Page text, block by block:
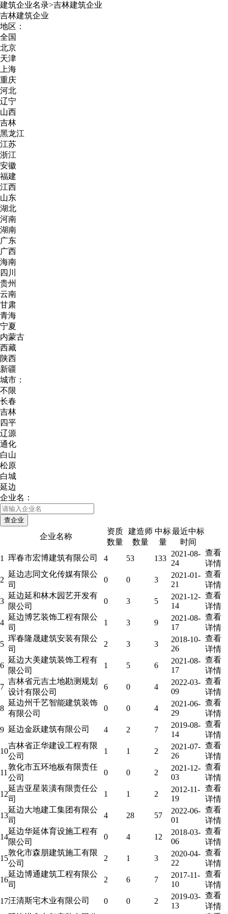
建筑企业名录>吉林建筑企业
吉林建筑企业
地区：
全国
北京
天津
上海
重庆
河北
辽宁
山西
吉林
黑龙江
江苏
浙江
安徽
福建
江西
山东
湖北
河南
湖南
广东
广西
海南
四川
贵州
云南
甘肃
青海
宁夏
内蒙古
西藏
陕西
新疆
城市：
不限
长春
吉林
四平
辽源
通化
白山
松原
白城
延边
企业名：
企业名称
资质
数量
建造师
数量
中标
量
最近中标
时间
1
珲春市宏博建筑有限公司 4 53 133
2021-08-
24
查看
详情
2
延边志同文化传媒有限公
司
0 0 3
2021-01-
21
查看
详情
3
延边延和林木园艺开发有
限公司
0 3 5
2021-12-
14
查看
详情
4
延边博艺装饰工程有限公
司
1 3 9
2021-08-
17
查看
详情
5
珲春隆晟建筑安装有限公
司
2 3 3
2018-10-
26
查看
详情
6
延边大美建筑装饰工程有
限公司
1 5 6
2021-08-
17
查看
详情
7
吉林省元吉土地勘测规划
设计有限公司
6 0 4
2022-03-
09
查看
详情
8
延边州千艺智能建筑装饰
有限公司
0 0 4
2021-06-
29
查看
详情
9 延边金跃建筑有限公司 4 2 7
2019-08-
14
查看
详情
10
吉林省正华建设工程有限
公司
1 1 2
2021-07-
26
查看
详情
11
敦化市五环地板有限责任
公司
0 0 2
2021-12-
03
查看
详情
12
延吉亚星装潢有限责任公
司
1 1 2
2012-11-
19
查看
详情
13
延边大地建工集团有限公
司
4 28 57
2022-06-
01
查看
详情
14
延边华延体育设施工程有
限公司
0 4 12
2018-03-
06
查看
详情
15
敦化市森朋建筑施工有限
公司
2 1 3
2020-04-
22
查看
详情
16
延边博通建筑工程有限公
司
2 6 7
2017-11-
10
查看
详情
17汪清斯宅木业有限公司 0 0 2
2019-03-
13
查看
详情